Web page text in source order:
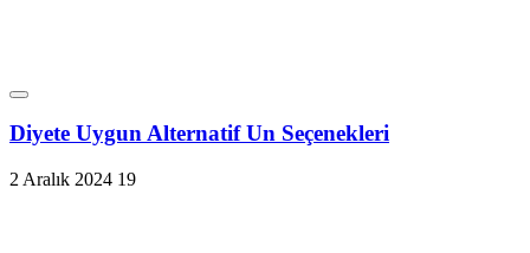
Diyete Uygun Alternatif Un Seçenekleri
2 Aralık 2024 19